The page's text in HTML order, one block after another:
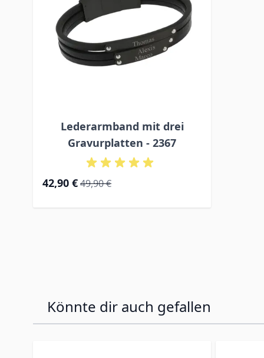
Lederarmband mit drei
Gravurplatten - 2367
Special Price
42,90 € Regular Price
49,90 €
Könnte dir auch gefallen